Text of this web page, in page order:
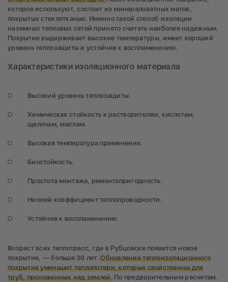
которое используют, состоит из минераловатных матов,
покрытых стеклотканью. Именно такой способ изоляции
наземных тепловых сетей принято считать наиболее надежным.
Покрытие выдерживает высокие температуры, имеет хороший
уровень теплозащиты и устойчив к воспламенению.
Характеристики изоляционного материала
Высокий уровень теплозащиты.
Химическая стойкость к растворителям, кислотам,
щелочам, маслам.
Высокая температура применения.
Биостойкость.
Простота монтажа, ремонтопригодность.
Низкий коэффициент теплопроводности.
Устойчив к воспламенению.
Возраст всех теплотрасс, где в Рубцовске появится новое
покрытие, — больше 30 лет.Обновление теплоизоляционного
покрытия уменьшит теплопотери, которые свойственны для
труб, проложенных над землей.По предварительным расчетам,